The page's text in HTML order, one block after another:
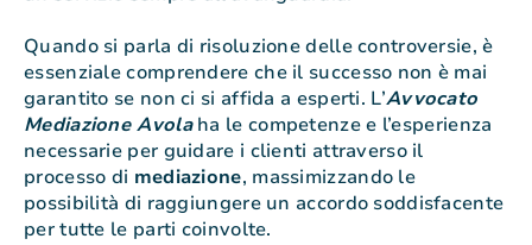
Quando si parla di risoluzione delle controversie, è
essenziale comprendere che il successo non è mai
garantito se non ci si affida a esperti. L’Avvocato
Mediazione Avolaha le competenze e l’esperienza
necessarie per guidare i clienti attraverso il
processo di mediazione, massimizzando le
possibilità di raggiungere un accordo soddisfacente
per tutte le parti coinvolte.